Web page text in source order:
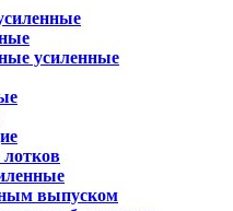
усиленные
выпуском